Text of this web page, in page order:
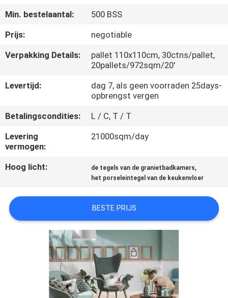
KWALITEITSCONTROLE
NEEM
MET
OP
VRAAG
EEN
SITEMAP
PRIVACYBELEID
Min. bestelaantal:
500 BSS
Prijs:
negotiable
Verpakking Details:
pallet 110x110cm, 30ctns/pallet,
20pallets/972sqm/20'
Levertijd:
dag 7, als geen voorraden 25days-
opbrengst vergen
Betalingscondities:
L / C, T / T
Levering
vermogen:
21000sqm/day
Hoog licht: de tegels van de granietbadkamers,
het porseleintegel van de keukenvloer
BESTE PRIJS